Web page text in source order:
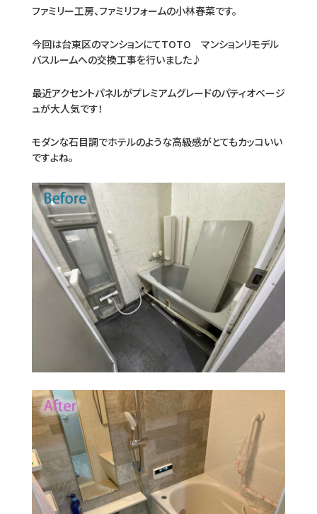
ファミリー工房、ファミリフォームの小林春菜です。
今回は台東区のマンションにてTOTO マンションリモデル
バスルームへの交換工事を行いました♪
最近アクセントパネルがプレミアムグレードのパティオベージ
ュが大人気です！
モダンな石目調でホテルのような高級感がとてもカッコいい
ですよね。